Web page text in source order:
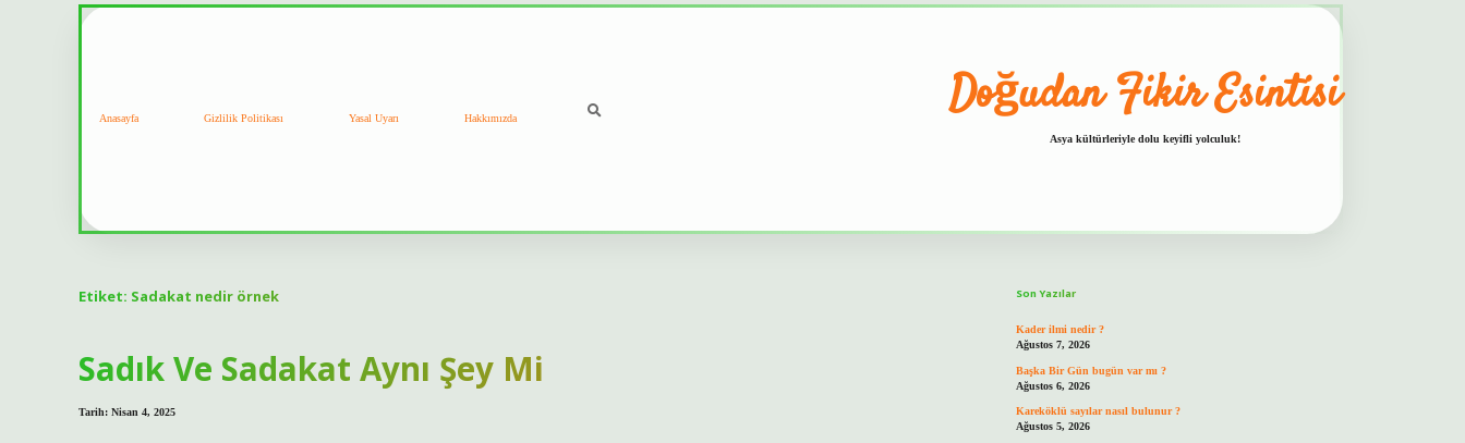
Anasayfa Gizlilik Politikası Yasal Uyarı Hakkımızda Doğudan Fikir Esintisi
Asya kültürleriyle dolu keyifli yolculuk!
Etiket: Sadakat nedir örnek
Sadık Ve Sadakat Aynı Şey Mi
Tarih: Nisan 4, 2025
Son Yazılar
Kader ilmi nedir ?
Ağustos 7, 2026
Başka Bir Gün bugün var mı ?
Ağustos 6, 2026
Kareköklü sayılar nasıl bulunur ?
Ağustos 5, 2026